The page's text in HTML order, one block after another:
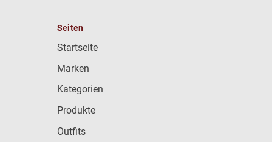
Seiten
Startseite
Marken
Kategorien
Produkte
Outfits